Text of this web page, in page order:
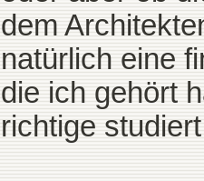
dem
natürlich eine
die ich gehört
richtige